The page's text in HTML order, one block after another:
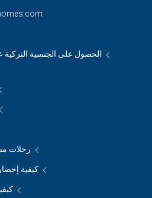
الحصول على الجنسية التركية
رحلات
كيفية